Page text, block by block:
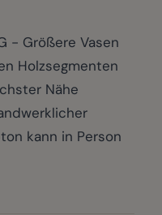
- Größere Vasen
Holzsegmenten
Nähe
kann in Person